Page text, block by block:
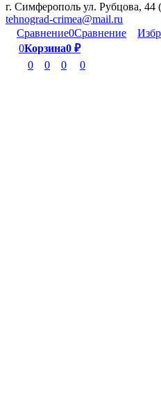
г. Симферополь ул. Рубцова, 44
tehnograd-crimea@mail.ru
Сравнение0Сравнение
0Корзина0 ₽
0
0 0 0